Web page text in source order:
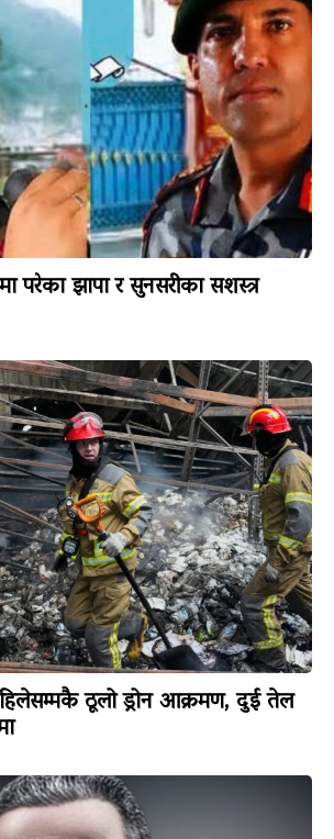
परेका झापा र सुनसरीका सशस्त्र
ठूलो ड्रोन आक्रमण, दुई तेल